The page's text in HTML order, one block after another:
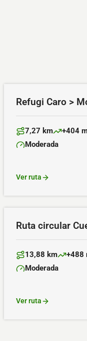
Refugi Caro >
Distancia:
7,27 km
Desnivel
+404
Dificultad:
Moderada
Ver ruta
Ruta circular
Distancia:
13,88 km
Desnivel
+488
Dificultad:
Moderada
Ver ruta